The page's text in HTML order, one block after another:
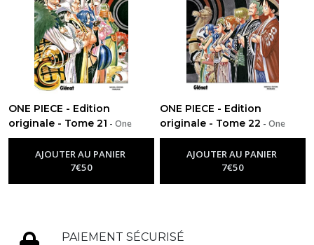
ONE PIECE - Edition
originale - Tome 21 - One
Piece
AJOUTER AU PANIER
7€50
ONE PIECE - Edition
originale - Tome 22 -One
Piece
AJOUTER AU PANIER
7€50
PAIEMENT SÉCURISÉ